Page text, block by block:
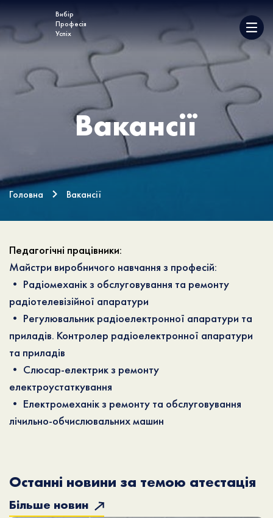
Професія
Вакансії
Головна Вакансії
Педагогічні працівники:
Майстри виробничого навчання з професій:
• Радіомеханік з обслуговування та ремонту
радіотелевізійної апаратури
• Регулювальник радіоелектронної апаратури та
приладів. Контролер радіоелектронної апаратури
та приладів
• Слюсар-електрик з ремонту
електроустаткування
• Електромеханік з ремонту та обслуговування
лічильно-обчислювальних машин
Останні новини за темою атестація
Більше новин